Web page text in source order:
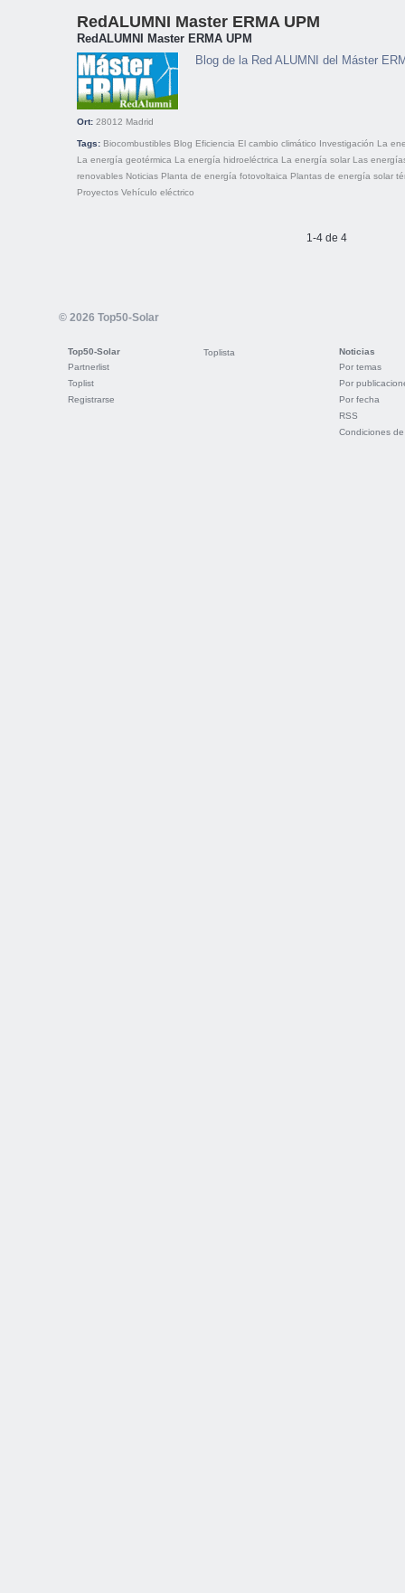
RedALUMNI Master ERMA UPM
RedALUMNI Master ERMA UPM
Blog de la Red ALUMNI del Máster
Ort: 28012 Madrid
Tags: Biocombustibles Blog Eficiencia El cambio climático Investigación La
La energía geotérmica La energía hidroeléctrica La energía solar Las
renovables Noticias Planta de energía fotovoltaica Plantas de energía solar
Proyectos Vehículo eléctrico
1-4 de 4
© 2026 Top50-Solar
Top50-Solar
Partnerlist
Toplist
Registrarse
Toplista
Noticias
Por temas
Por
Por fecha
RSS
Condiciones